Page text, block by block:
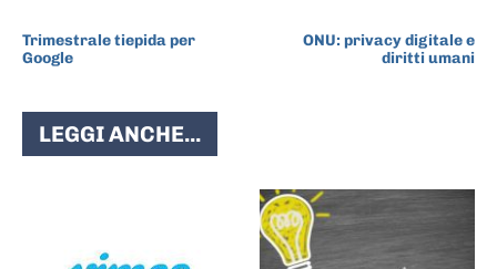
Trimestrale tiepida per
Google
ONU: privacy digitale e
diritti umani
LEGGI ANCHE...